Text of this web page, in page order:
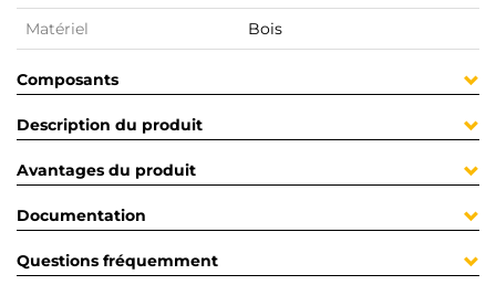
Matériel Bois
Composants
Description du produit
Avantages du produit
Documentation
Questions fréquemment